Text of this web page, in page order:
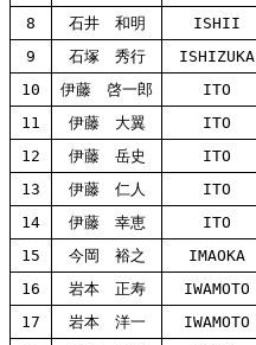
8
石井 和明 ISHII
9
石塚 秀行 ISHIZUKA
10
伊藤 啓一郎 ITO
11
伊藤 大翼 ITO
12
伊藤 岳史 ITO
13
伊藤 仁人 ITO
14
伊藤 幸恵 ITO
15
今岡 裕之 IMAOKA
16
岩本 正寿 IWAMOTO
17
岩本 洋一 IWAMOTO